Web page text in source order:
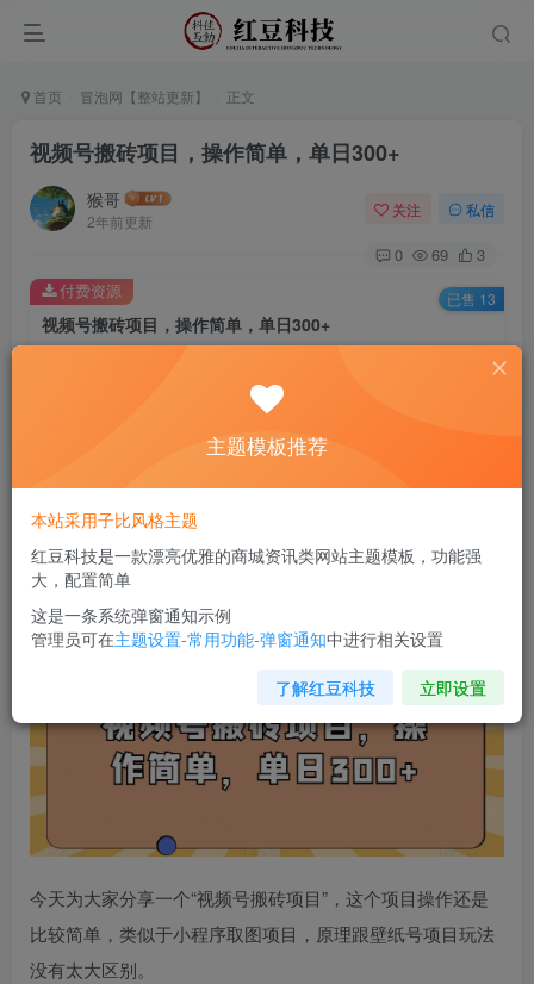
首页 冒泡网【整站更新】 正文
视频号搬砖项目，操作简单，单日300+
猴哥
2年前更新
关注 私信
0 69 3
视频号搬砖项目，操作简单，单日300+
此内容为付费资源，请付费后查看
9.9
免费
付费资源 已售 13
视频号搬砖项目，操作简单，单日300+
今天为大家分享一个“视频号搬砖项目”，这个项目操作还是
比较简单，类似于小程序取图项目，原理跟壁纸号项目玩法
没有太大区别。
主题模板推荐
本站采用子比风格主题
红豆科技是一款漂亮优雅的商城资讯类网站主题模板，功能强
大，配置简单
这是一条系统弹窗通知示例
管理员可在主题设置-常用功能-弹窗通知中进行相关设置
了解红豆科技 立即设置